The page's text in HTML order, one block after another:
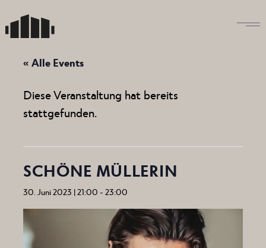
to
the
« Alle Events
Diese Veranstaltung hat bereits
stattgefunden.
SCHÖNE MÜLLERIN
30. Juni 2023 | 21:00 -23:00